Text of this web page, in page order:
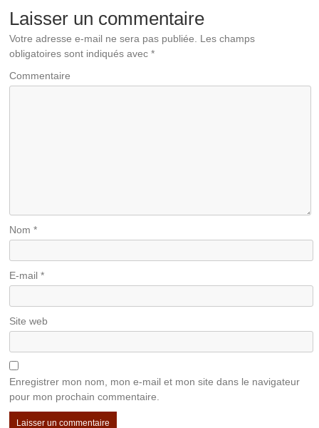
Laisser un commentaire
Votre adresse e-mail ne sera pas publiée. Les champs
obligatoires sont indiqués avec*
Commentaire
Nom*
E-mail*
Site web
Enregistrer mon nom, mon e-mail et mon site dans le navigateur
pour mon prochain commentaire.